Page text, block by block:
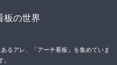
板の世界
るアレ、「アーチ看板」を集めていま
。